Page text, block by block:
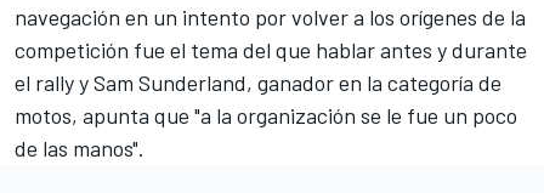
navegación en un intento por volver a los orígenes de la
competición fue el tema del que hablar antes y durante
el rally y Sam Sunderland, ganador en la categoría de
motos, apunta que "a la organización se le fue un poco
de las manos".